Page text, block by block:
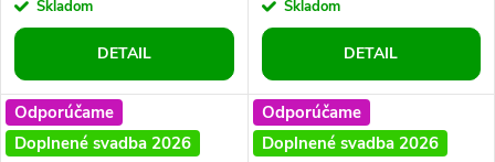
Skladom
DETAIL
Skladom
DETAIL
Odporúčame
Doplnené svadba 2026
Odporúčame
Doplnené svadba 2026